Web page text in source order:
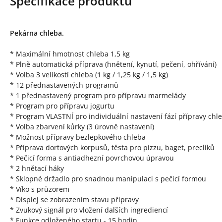
Pekárna chleba.
* Maximální hmotnost chleba 1,5 kg
* Plně automatická příprava (hnětení, kynutí, pečení, ohřívání)
* Volba 3 velikostí chleba (1 kg / 1,25 kg / 1,5 kg)
* 12 přednastavených programů
* 1 přednastavený program pro přípravu marmelády
* Program pro přípravu jogurtu
* Program VLASTNÍ pro individuální nastavení fází přípravy
* Volba zbarvení kůrky (3 úrovně nastavení)
* Možnost přípravy bezlepkového chleba
* Příprava dortových korpusů, těsta pro pizzu, baget, preclíků
* Pečicí forma s antiadhezní povrchovou úpravou
* 2 hnětací háky
* Sklopné držadlo pro snadnou manipulaci s pečicí formou
* Víko s průzorem
* Displej se zobrazením stavu přípravy
* Zvukový signál pro vložení dalších ingrediencí
* Funkce odloženého startu - 15 hodin